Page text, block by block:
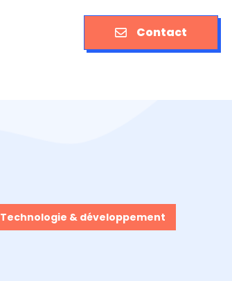
Contact
Technologie & développement